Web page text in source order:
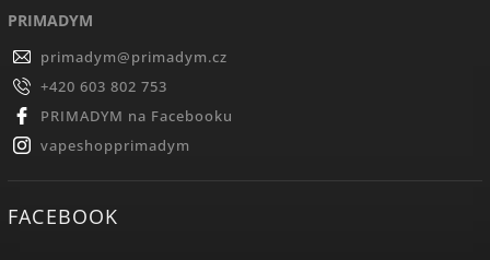
PRIMADYM
primadym@primadym.cz
+420 603 802 753
PRIMADYM na Facebooku
vapeshopprimadym
FACEBOOK